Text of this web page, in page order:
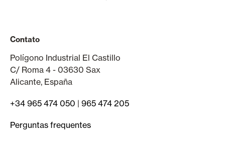
Contato
Polígono Industrial El Castillo
C/ Roma 4 - 03630 Sax
Alicante, España
+34 965 474 050 | 965 474 205
Perguntas frequentes